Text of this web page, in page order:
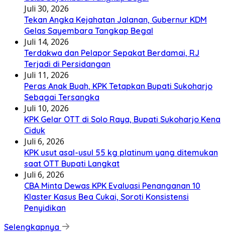
Juli 30, 2026
Tekan Angka Kejahatan Jalanan, Gubernur KDM
Gelas Sayembara Tangkap Begal
Juli 14, 2026
Terdakwa dan Pelapor Sepakat Berdamai, RJ
Terjadi di Persidangan
Juli 11, 2026
Peras Anak Buah, KPK Tetapkan Bupati Sukoharjo
Sebagai Tersangka
Juli 10, 2026
KPK Gelar OTT di Solo Raya, Bupati Sukoharjo Kena
Ciduk
Juli 6, 2026
KPK usut asal-usul 55 kg platinum yang ditemukan
saat OTT Bupati Langkat
Juli 6, 2026
CBA Minta Dewas KPK Evaluasi Penanganan 10
Klaster Kasus Bea Cukai, Soroti Konsistensi
Penyidikan
Selengkapnya